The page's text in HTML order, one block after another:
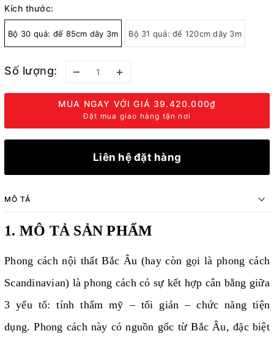
Kích thước:
Bộ 30 quả: đế 85cm dây 3m Bộ 31 quả: đế 120cm dây 3m
Số lượng: – +
MUA NGAY VỚI GIÁ 39.420.000₫
Đặt mua giao hàng tận nơi
Liên hệ đặt hàng
MÔ TẢ
1. MÔ TẢ SẢN PHẨM
Phong cách nội thất Bắc Âu (hay còn gọi là phong cách
Scandinavian) là phong cách có sự kết hợp cân bằng giữa
3 yếu tố: tính thẩm mỹ – tối giản – chức năng tiện
dụng. Phong cách này có nguồn gốc từ Bắc Âu, đặc biệt